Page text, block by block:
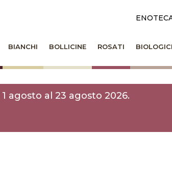
BIANCHI BOLLICINE ROSATI BIOLOGICI
agosto al 23 agosto 2026.